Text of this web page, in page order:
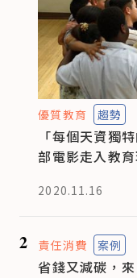
優質教育 趨勢
「每個天資獨
部電影走入教
2020.11.16
2 責任消費 案例
省錢又減碳，